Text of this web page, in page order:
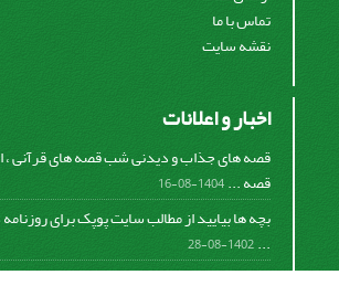
تماس با ما
نقشه سایت
اخبار و اعلانات
قصه های جذاب و دیدنی شب قصه های قرآنی ،
قصه ...1404-08-16
بچه ها بیایید از مطالب سایت پوپک برای
...
1402-08-28